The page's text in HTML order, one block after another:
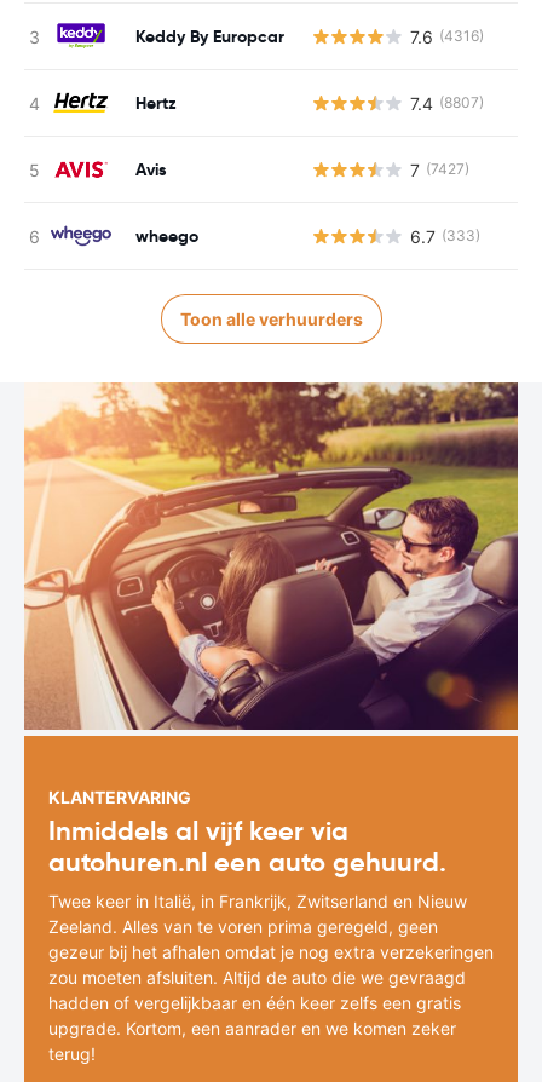
Keddy By Europcar 7.6 (4316)
Hertz 7.4 (8807)
Avis 7 (7427)
wheego 6.7 (333)
Toon alle verhuurders
KLANTERVARING
Inmiddels al vijf keer via
autohuren.nl een auto gehuurd.
Twee keer in Italië, in Frankrijk, Zwitserland en Nieuw
Zeeland. Alles van te voren prima geregeld, geen
gezeur bij het afhalen omdat je nog extra verzekeringen
zou moeten afsluiten. Altijd de auto die we gevraagd
hadden of vergelijkbaar en één keer zelfs een gratis
upgrade. Kortom, een aanrader en we komen zeker
terug!